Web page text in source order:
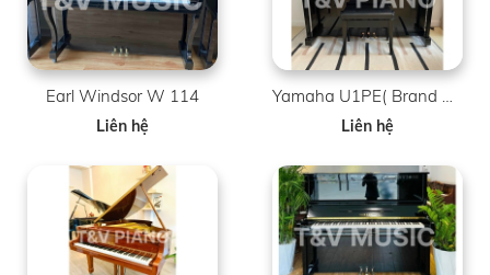
Earl Windsor W 114
Liên hệ Liên hệ